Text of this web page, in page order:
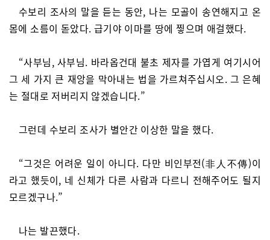
수보리 조사의 말을 듣는 동안, 나는 모골이 송연해지고 온
몸에 소름이 돋았다. 급기야 이마를 땅에 찧으며 애걸했다.
“사부님, 사부님. 바라옵건대 불초 제자를 가엽게 여기시어
그 세 가지 큰 재앙을 막아내는 법을 가르쳐주십시오. 그 은혜
는 절대로 저버리지 않겠습니다.”
그런데 수보리 조사가 별안간 이상한 말을 했다.
“그것은 어려운 일이 아니다. 다만 비인부전(非人不傳)이
라고 했듯이, 네 신체가 다른 사람과 다르니 전해주어도 될지
모르겠구나.”
나는 발끈했다.